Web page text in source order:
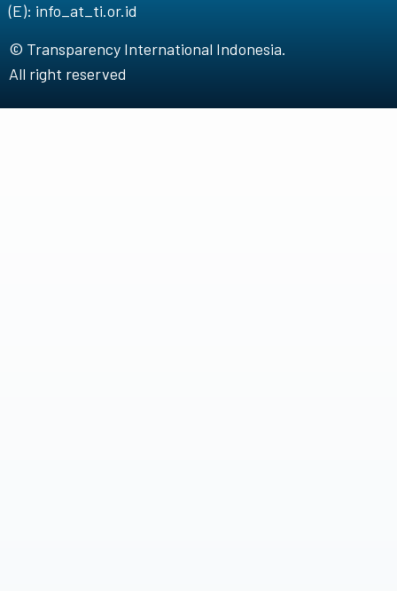
(E): info_at_ti.or.id
© Transparency International Indonesia.
All right reserved